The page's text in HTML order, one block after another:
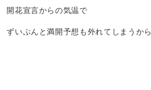
開花宣言からの気温で
ずいぶんと満開予想も外れてしまうから